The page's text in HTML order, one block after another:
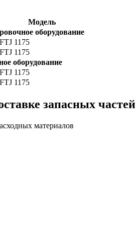
Модель
оборудование
FTJ 1175
FTJ 1175
оборудование
FTJ 1175
FTJ 1175
запасных частей
материалов